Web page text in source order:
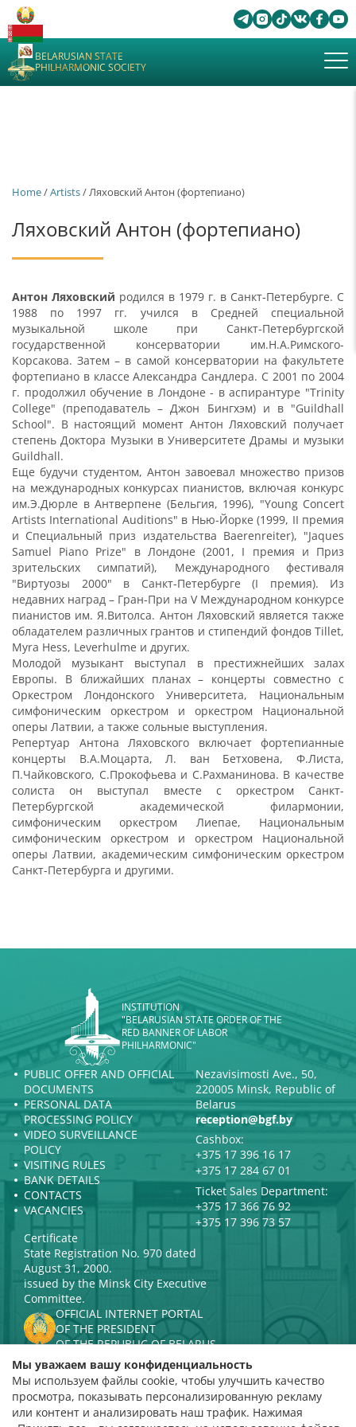
BELARUSIAN STATE
PHILHARMONIC SOCIETY
Home/Artists/ Ляховский Антон (фортепиано)
Ляховский Антон (фортепиано)
Антон Ляховский родился в 1979 г. в Санкт-Петербурге. С
1988 по 1997 гг. учился в Средней специальной
музыкальной школе при Санкт-Петербургской
государственной консерватории им.Н.А.Римского-
Корсакова. Затем – в самой консерватории на факультете
фортепиано в классе Александра Сандлера. С 2001 по 2004
г. продолжил обучение в Лондоне - в аспирантуре "Trinity
College" (преподаватель – Джон Бингхэм) и в "Guildhall
School". В настоящий момент Антон Ляховский получает
степень Доктора Музыки в Университете Драмы и музыки
Guildhall.
Еще будучи студентом, Антон завоевал множество призов
на международных конкурсах пианистов, включая конкурс
им.Э.Дюрле в Антверпене (Бельгия, 1996), "Young Concert
Artists International Auditions" в Нью-Йорке (1999, II премия
и Специальный приз издательства Baerenreiter), "Jaques
Samuel Piano Prize" в Лондоне (2001, I премия и Приз
зрительских симпатий), Международного фестиваля
"Виртуозы 2000" в Санкт-Петербурге (I премия). Из
недавних наград – Гран-При на V Международном конкурсе
пианистов им. Я.Витолса. Антон Ляховский является также
обладателем различных грантов и стипендий фондов Tillet,
Myra Hess, Leverhulme и других.
Молодой музыкант выступал в престижнейших залах
Европы. В ближайших планах – концерты совместно с
Оркестром Лондонского Университета, Национальным
симфоническим оркестром и оркестром Национальной
оперы Латвии, а также сольные выступления.
Репертуар Антона Ляховского включает фортепианные
концерты В.А.Моцарта, Л. ван Бетховена, Ф.Листа,
П.Чайковского, С.Прокофьева и С.Рахманинова. В качестве
солиста он выступал вместе с оркестром Санкт-
Петербургской академической филармонии,
симфоническим оркестром Лиепае, Национальным
симфоническим оркестром и оркестром Национальной
оперы Латвии, академическим симфоническим оркестром
Санкт-Петербурга и другими.
INSTITUTION
"BELARUSIAN STATE ORDER OF THE
RED BANNER OF LABOR
PHILHARMONIC"
PUBLIC OFFER AND OFFICIAL
DOCUMENTS
PERSONAL DATA
PROCESSING POLICY
VIDEO SURVEILLANCE
POLICY
VISITING RULES
BANK DETAILS
CONTACTS
VACANCIES
Nezavisimosti Ave., 50,
220005 Minsk, Republic of
Belarus
reception@bgf.by
Cashbox:
+375 17 396 16 17
+375 17 284 67 01
Ticket Sales Department:
+375 17 366 76 92
+375 17 396 73 57
Certificate
State Registration No. 970 dated
August 31, 2000.
issued by the Minsk City Executive
Committee.
OFFICIAL INTERNET PORTAL
OF THE PRESIDENT
OF THE REPUBLIC OF BELARUS
MINISTRY OF CULTURE OF THE
REPUBLIC OF BELARUS
PORTAL
RATING ASSESSMENT
Мы уважаем вашу конфиденциальность
Мы используем файлы cookie, чтобы улучшить качество
просмотра, показывать персонализированную рекламу
или контент и анализировать наш трафик. Нажимая